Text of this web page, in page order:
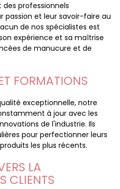
des professionnels
et leur savoir-faire au
de nos spécialistes est
expérience et sa maîtrise
de manucure et de
FORMATIONS
exceptionnelle, notre
à jour avec les
de l'industrie. Ils
pour perfectionner leurs
les plus récents.
LA
CLIENTS